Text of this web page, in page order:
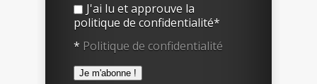
J'ai lu et approuve la
politique de confidentialité*
* Politique de confidentialité